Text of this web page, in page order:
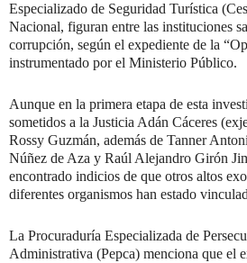
Especializado de Seguridad Turística
Nacional, figuran entre las instituciones
corrupción, según el expediente de la
instrumentado por el Ministerio Público.
Aunque en la primera etapa de esta
sometidos a la Justicia Adán Cáceres
Rossy Guzmán, además de Tanner
Núñez de Aza y Raúl Alejandro Girón
encontrado indicios de que otros altos
diferentes organismos han estado
La Procuraduría Especializada de
Administrativa (Pepca) menciona que el